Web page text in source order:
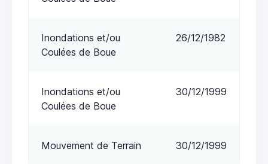
Inondations et/ou
Coulées de Boue
26/12/1982
Inondations et/ou
Coulées de Boue
30/12/1999
Mouvement de Terrain 30/12/1999